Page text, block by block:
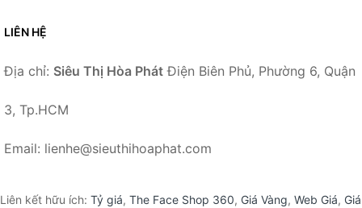
LIÊN HỆ
Địa chỉ: Siêu Thị Hòa Phát Điện Biên Phủ, Phường 6, Quận
3, Tp.HCM
Email: lienhe@sieuthihoaphat.com
Liên kết hữu ích: Tỷ giá, The Face Shop 360, Giá Vàng, Web Giá, Giá